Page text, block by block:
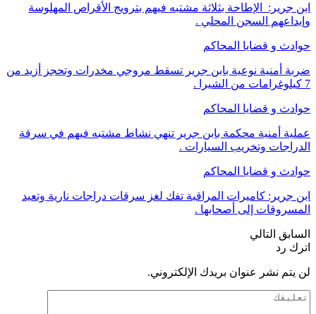
ابن جرير: الإطاحة بثلاثة مشتبه فيهم بترويج الأقراص المهلوسة
وإيداعهم السجن المحلي .
حوادث و قضايا المحاكم
ضربة أمنية نوعية بابن جرير تسقط مروجي مخدرات وتحجز أزيد من
7 كيلوغرامات من الشيرا .
حوادث و قضايا المحاكم
عملية أمنية محكمة بابن جرير تنهي نشاط مشتبه فيهم في سرقة
الدراجات وتخريب السيارات .
حوادث و قضايا المحاكم
ابن جرير: كاميرات المراقبة تفك لغز سرقات دراجات نارية وتعيد
المسروقات إلى أصحابها .
السابق التالي
اترك رد
لن يتم نشر عنوان بريدك الإلكتروني.